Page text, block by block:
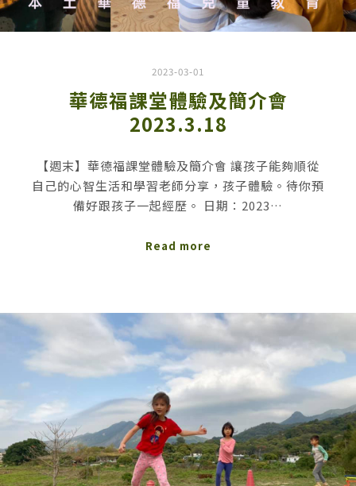
2023-03-01
華德福課堂體驗及簡介會
2023.3.18
【週末】華德福課堂體驗及簡介會 讓孩子能夠順從
自己的心智生活和學習老師分享，孩子體驗。待你預
備好跟孩子一起經歷。 日期：2023…
Read more